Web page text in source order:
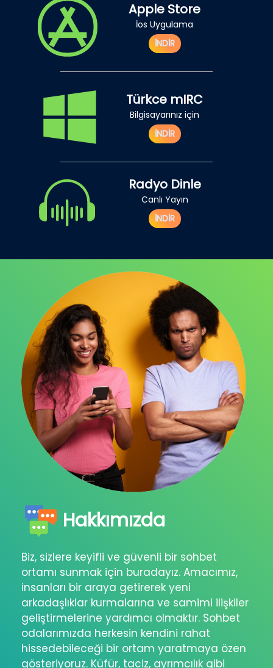
Apple Store
İos Uygulama
İNDİR
Türkce mIRC
Bilgisayarınız için
İNDİR
Radyo Dinle
Canlı Yayın
İNDİR
Hakkımızda
Biz, sizlere keyifli ve güvenli bir sohbet
ortamı sunmak için buradayız. Amacımız,
insanları bir araya getirerek yeni
arkadaşlıklar kurmalarına ve samimi ilişkiler
geliştirmelerine yardımcı olmaktır. Sohbet
odalarımızda herkesin kendini rahat
hissedebileceği bir ortam yaratmaya özen
gösteriyoruz. Küfür, taciz, ayrımcılık gibi